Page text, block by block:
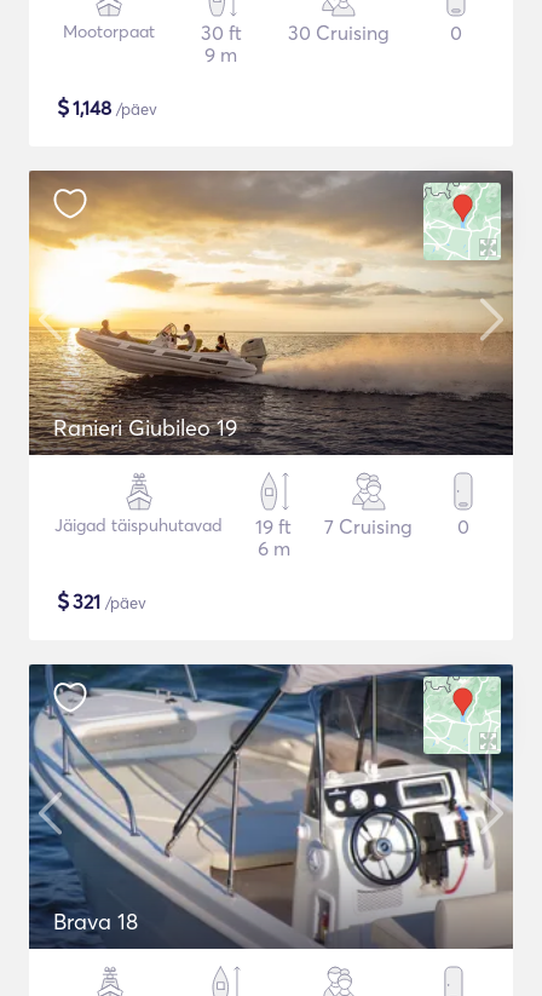
Mootorpaat
30 ft
9 m
30 Cruising 0
$1,148 /päev
Ranieri Giubileo 19
Jäigad täispuhutavad
19 ft
6 m
7 Cruising 0
$321 /päev
Brava 18